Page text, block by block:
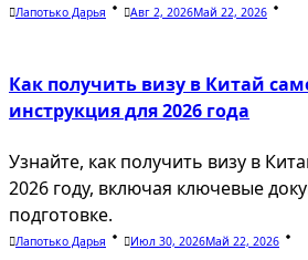
Лапотько Дарья Авг 2, 2026Май 22, 2026
Как получить визу в Китай
инструкция для 2026 года
Узнайте, как получить визу в
2026 году, включая ключевые
подготовке.
Лапотько Дарья Июл 30, 2026Май 22, 2026